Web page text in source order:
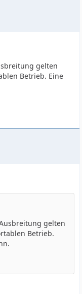
gelten
Betrieb. Eine
gelten
Betrieb.